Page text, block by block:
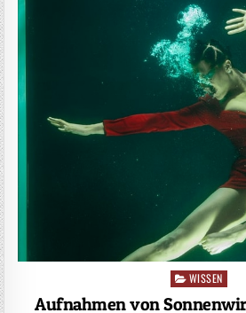
Posted
in
WISSEN
Aufnahmen von